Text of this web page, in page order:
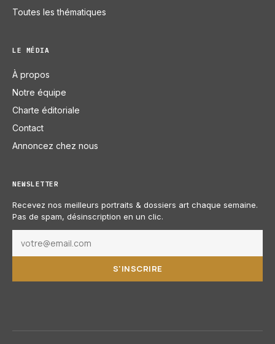
Toutes les thématiques
LE MÉDIA
À propos
Notre équipe
Charte éditoriale
Contact
Annoncez chez nous
NEWSLETTER
Recevez nos meilleurs portraits & dossiers art chaque semaine.
Pas de spam, désinscription en un clic.
S'INSCRIRE